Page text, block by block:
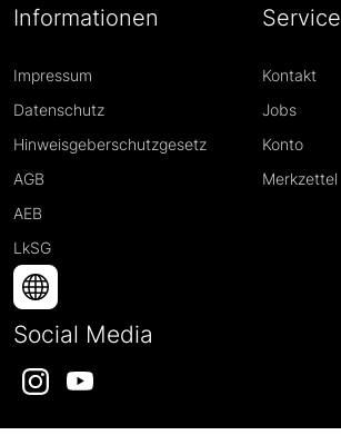
Informationen
Impressum
Datenschutz
Hinweisgeberschutzgesetz
AGB
AEB
LkSG
Service
Kontakt
Jobs
Konto
Merkzettel
Social Media
InstagramYouTube